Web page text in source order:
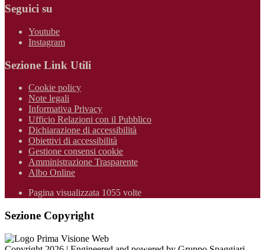
Seguici su
Youtube
Instagram
Sezione Link Utili
Cookie policy
Note legali
Informativa Privacy
Ufficio Relazioni con il Pubblico
Dichiarazione di accessibilità
Obiettivi di accessibilità
Gestione consensi cookie
Amministrazione Trasparente
Albo Online
Pagina visualizzata 1055 volte
Sezione Copyright